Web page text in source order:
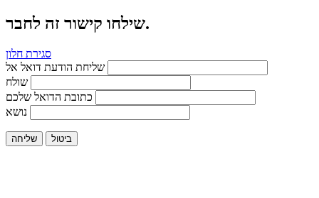
שילחו קישור זה לחבר.
סגירת חלון
שליחת הודעת דואל אל
שולח
כתובת הדואל שלכם
נושא
שליחה ביטול